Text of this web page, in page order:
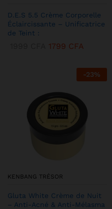
D.E.S 5.5 Crème Corporelle
Éclaircissante – Unificatrice
de Teint :
1799 CFA
-23%
KENBANG TRÉSOR
Gluta White Crème de Nuit
– Anti-Acné & Anti-Mélasma